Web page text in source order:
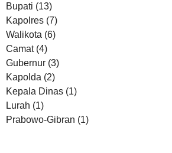
Bupati (13)
Kapolres (7)
Walikota (6)
Camat (4)
Gubernur (3)
Kapolda (2)
Kepala Dinas (1)
Lurah (1)
Prabowo-Gibran (1)